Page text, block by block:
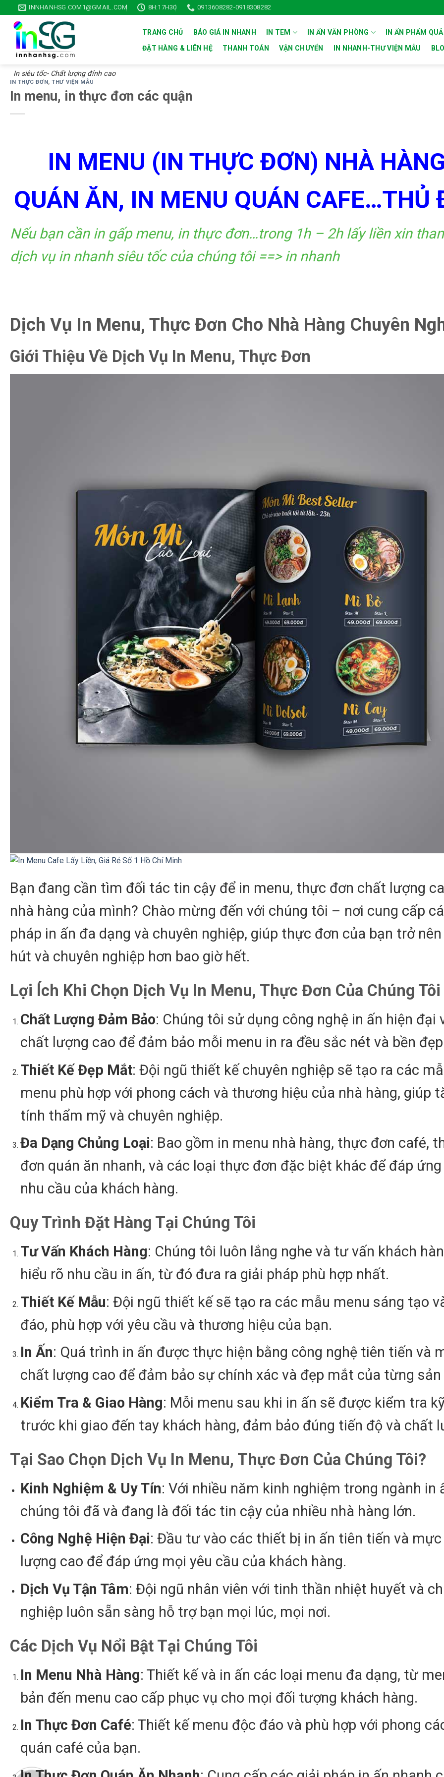
content
INNHANHSG.COM1@GMAIL.COM 8H:17H30 0913608282-0918308282
In siêu tốc- Chất lượng đỉnh cao
TRANG CHỦ BÁO GIÁ IN NHANH IN TEM IN ẤN VĂN PHÒNG IN ẤN PHẨM
ĐẶT HÀNG & LIÊN HỆ
THANH TOÁN VẬN CHUYỂN IN NHANH-THƯ VIỆN MẪU
IN THỰC ĐƠN,THƯ VIỆN MẪU
In menu, in thực đơn các quận
IN MENU (IN THỰC ĐƠN) NHÀ
QUÁN ĂN, IN MENU QUÁN CAFE…THỦ
Nếu bạn cần in gấp menu, in thực đơn…trong 1h – 2h lấy liền xin
dịch vụ in nhanh siêu tốc của chúng tôi ==> in nhanh
Dịch Vụ In Menu, Thực Đơn Cho Nhà Hàng Chuyên
Giới Thiệu Về Dịch Vụ In Menu, Thực Đơn
Bạn đang cần tìm đối tác tin cậy để in menu, thực đơn chất lượng
nhà hàng của mình? Chào mừng đến với chúng tôi – nơi cung cấp
pháp in ấn đa dạng và chuyên nghiệp, giúp thực đơn của bạn trở
hút và chuyên nghiệp hơn bao giờ hết.
Lợi Ích Khi Chọn Dịch Vụ In Menu, Thực Đơn Của Chúng Tôi
Chất Lượng Đảm Bảo: Chúng tôi sử dụng công nghệ in ấn hiện đại
chất lượng cao để đảm bảo mỗi menu in ra đều sắc nét và bền
Thiết Kế Đẹp Mắt: Đội ngũ thiết kế chuyên nghiệp sẽ tạo ra các
menu phù hợp với phong cách và thương hiệu của nhà hàng, giúp
tính thẩm mỹ và chuyên nghiệp.
Đa Dạng Chủng Loại: Bao gồm in menu nhà hàng, thực đơn café,
đơn quán ăn nhanh, và các loại thực đơn đặc biệt khác để đáp
nhu cầu của khách hàng.
Quy Trình Đặt Hàng Tại Chúng Tôi
Tư Vấn Khách Hàng: Chúng tôi luôn lắng nghe và tư vấn khách
hiểu rõ nhu cầu in ấn, từ đó đưa ra giải pháp phù hợp nhất.
Thiết Kế Mẫu: Đội ngũ thiết kế sẽ tạo ra các mẫu menu sáng tạo
đáo, phù hợp với yêu cầu và thương hiệu của bạn.
In Ấn: Quá trình in ấn được thực hiện bằng công nghệ tiên tiến và
chất lượng cao để đảm bảo sự chính xác và đẹp mắt của từng sản
Kiểm Tra & Giao Hàng: Mỗi menu sau khi in ấn sẽ được kiểm tra
trước khi giao đến tay khách hàng, đảm bảo đúng tiến độ và chất
Tại Sao Chọn Dịch Vụ In Menu, Thực Đơn Của Chúng Tôi?
Kinh Nghiệm & Uy Tín: Với nhiều năm kinh nghiệm trong ngành in
chúng tôi đã và đang là đối tác tin cậy của nhiều nhà hàng lớn.
Công Nghệ Hiện Đại: Đầu tư vào các thiết bị in ấn tiên tiến và
lượng cao để đáp ứng mọi yêu cầu của khách hàng.
Dịch Vụ Tận Tâm: Đội ngũ nhân viên với tinh thần nhiệt huyết và
nghiệp luôn sẵn sàng hỗ trợ bạn mọi lúc, mọi nơi.
Các Dịch Vụ Nổi Bật Tại Chúng Tôi
In Menu Nhà Hàng: Thiết kế và in ấn các loại menu đa dạng, từ
bản đến menu cao cấp phục vụ cho mọi đối tượng khách hàng.
In Thực Đơn Café: Thiết kế menu độc đáo và phù hợp với phong
quán café của bạn.